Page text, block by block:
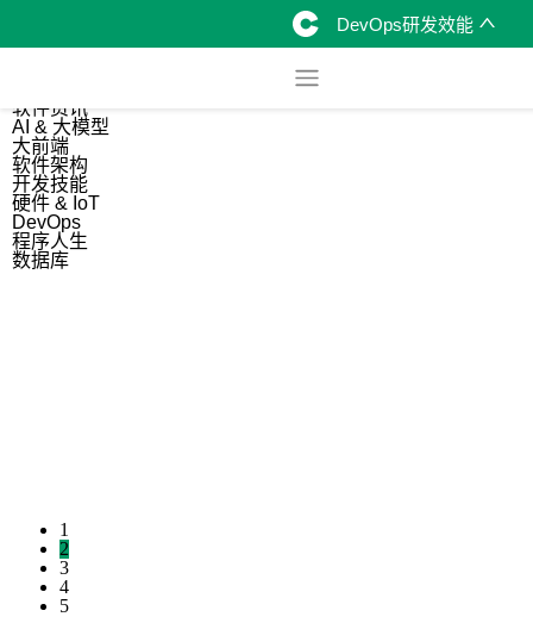
DevOps研发效能
软件资讯
AI & 大模型
大前端
软件架构
开发技能
硬件 & IoT
DevOps
程序人生
数据库
1
2
3
4
5